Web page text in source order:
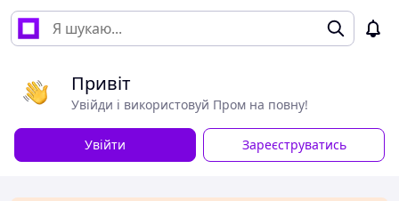
Привіт
Увійди і використовуй Пром на повну!
Увійти Зареєструватись